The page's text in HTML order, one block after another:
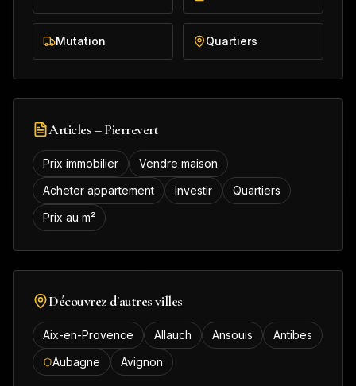
Mutation Quartiers
Articles –Pierrevert
Prix immobilier
Vendre maison
Acheter appartement
Investir
Quartiers
Prix au m²
Découvrez d'autres villes
Aix-en-Provence Allauch Ansouis
Antibes
Aubagne
Avignon